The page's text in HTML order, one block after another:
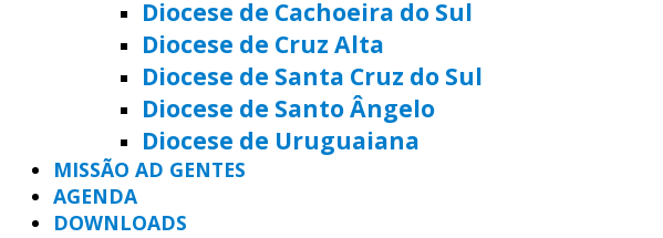
Diocese de Cachoeira do Sul
Diocese de Cruz Alta
Diocese de Santa Cruz do Sul
Diocese de Santo Ângelo
Diocese de Uruguaiana
MISSÃO AD GENTES
AGENDA
DOWNLOADS